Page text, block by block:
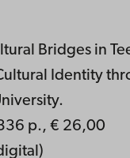
Bridges in
Identity
p., € 26,00